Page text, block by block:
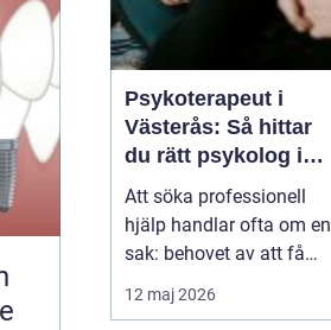
Psykoterapeut i
Västerås: Så hittar
du rätt psykolog i
Västerås för samtal
och terapi
Att söka professionell
hjälp handlar ofta om en
sak: behovet av att få
prata med någon som
lyssnar, förstår och kan
12 maj 2026